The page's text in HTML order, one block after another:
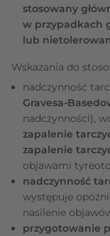
stosowany
w przypadkach
lub
Wskazania do
nadczynność
Gravesa-
nadczynności),
zapalenie
zapalenie
objawami
nadczynność
występuje
nasilenie
przygotowanie